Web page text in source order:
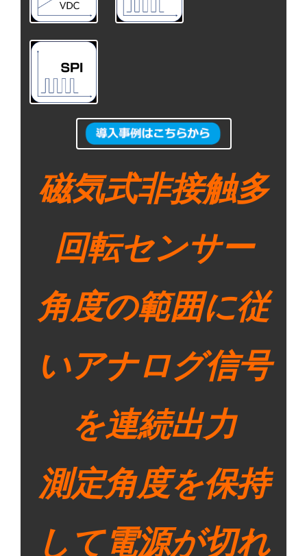
磁気式非接触多
回転センサー
角度の範囲に従
いアナログ信号
を連続出力
測定角度を保持
して電源が切れ